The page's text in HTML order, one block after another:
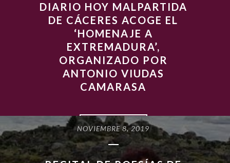
DIARIO HOY MALPARTIDA
DE CÁCERES ACOGE EL
‘HOMENAJE A
EXTREMADURA’,
ORGANIZADO POR
ANTONIO VIUDAS
CAMARASA
READ MORE
NOVIEMBRE 8, 2019